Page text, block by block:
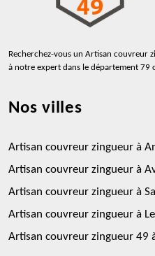
Recherchez-vous un Artisan couvreur
à notre expert dans le département
Nos villes
Artisan couvreur zingueur à
Artisan couvreur zingueur à
Artisan couvreur zingueur à
Artisan couvreur zingueur à
Artisan couvreur zingueur 49